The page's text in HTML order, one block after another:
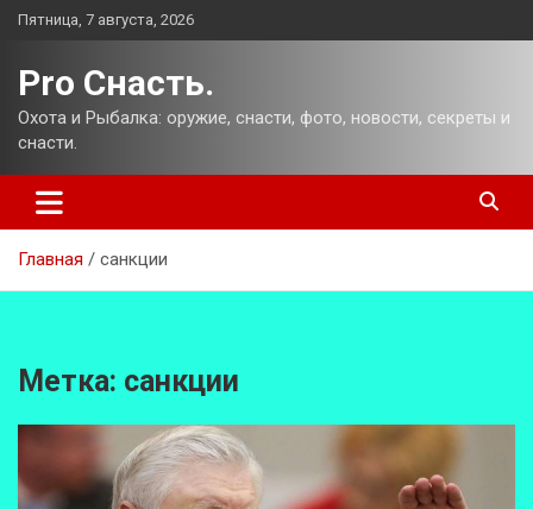
Перейти
Пятница, 7 августа, 2026
Pro Снасть.
Охота и Рыбалка: оружие, снасти, фото, новости, секреты и
снасти.
Главная санкции
Метка: санкции